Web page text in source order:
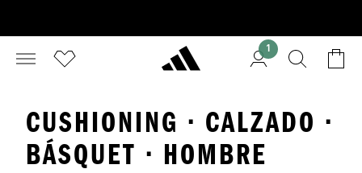
1
CUSHIONING · CALZADO ·
BÁSQUET · HOMBRE